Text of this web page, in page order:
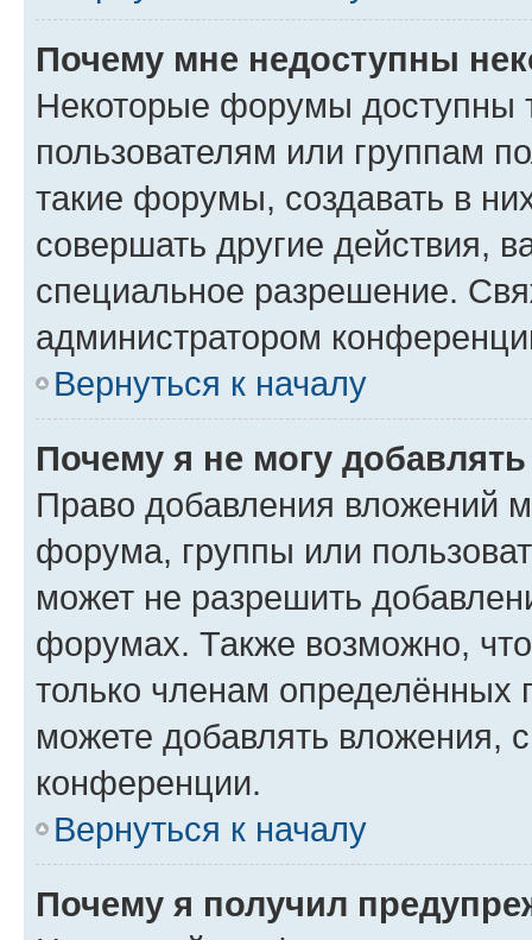
Почему мне недоступны
Некоторые форумы доступны
пользователям или группам
такие форумы, создавать в
совершать другие действия,
специальное разрешение.
администратором
Вернуться к началу
Почему я не могу
Право добавления вложений
форума, группы или
может не разрешить
форумах. Также возможно,
только членам определённых
можете добавлять вложения,
конференции.
Вернуться к началу
Почему я получил